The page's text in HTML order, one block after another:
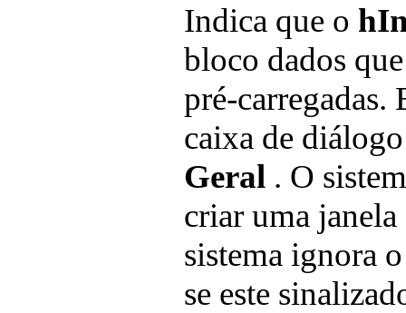
Indica que o
bloco dados
pré-
caixa de
Geral . O
criar uma
sistema ignora
se este